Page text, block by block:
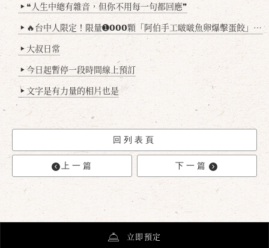
▶ ❝人生中總有雜音，但你不用每一句都回應❞
▶ 🔥台中人限定！限量➊𝟬𝟬𝟬顆「阿伯手工啵啵魚卵爆擊蛋餃」台北已被搶爆2萬顆，最後名額門前隱味只留給你！🥟💥
▶ 大叔日常
▶ 今日起暫停一段時間線上預訂
▶ 文字是有力量的相片也是
回列表頁
上一篇 下一篇
立即預定